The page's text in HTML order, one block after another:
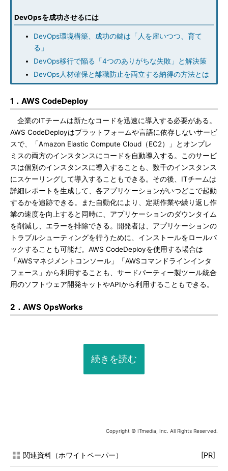
DevOpsを成功させるには
DevOps環境構築、成功の鍵は「人を雇いつつ、育て
る」
DevOps移行で陥る「4つのありがちな失敗」と解決策
DevOps人材確保と離職防止を両立する納得の方法とは
1．AWS CodeDeploy
企業のITチームは新たなコードを迅速に導入する必要がある。
AWS CodeDeployはプラットフォームや言語に依存しないサービ
スで、「Amazon Elastic Compute Cloud（EC2）」とオンプレ
ミスの両方のインスタンスにコードを自動導入する。このサービ
スは個別のインスタンスに導入することも、数千のインスタンス
にスケーリングして導入することもできる。その後、ITチームは
詳細レポートを生成して、各アプリケーションがいつどこで起動
するかを追跡できる。また自動化により、定期作業や繰り返し作
業の速度を向上すると同時に、アプリケーションのダウンタイム
を削減し、エラーを排除できる。開発者は、アプリケーションの
トラブルシューティングを行うために、インストールをロールバ
ックすることも可能だ。AWS CodeDeployを使用する場合は
「AWSマネジメントコンソール」「AWSコマンドラインインタ
フェース」から利用することも、サードパーティー製ツール統合
用のソフトウェア開発キットやAPIから利用することもできる。
2．AWS OpsWorks
続きを読む
Copyright © ITmedia, Inc. All Rights Reserved.
関連資料（ホワイトペーパー） [PR]